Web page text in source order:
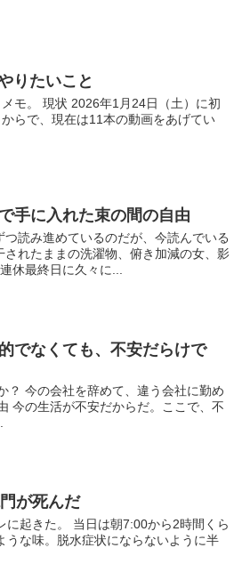
りたいこと
モ。 現状 2026年1月24日（土）に初
らで、現在は11本の動画をあげてい
手に入れた束の間の自由
読み進めているのだが、今読んでいる
れたままの洗濯物、俯き加減の女、影
休最終日に久々に...
でなくても、不安だらけで
？ 今の会社を辞めて、違う会社に勤め
今の生活が不安だからだ。ここで、不
が死んだ
起きた。 当日は朝7:00から2時間くら
うな味。脱水症状にならないように半